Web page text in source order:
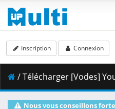
Inscription Connexion
/ Télécharger [Vodes] Youjo Senki -
Nous vous conseillons